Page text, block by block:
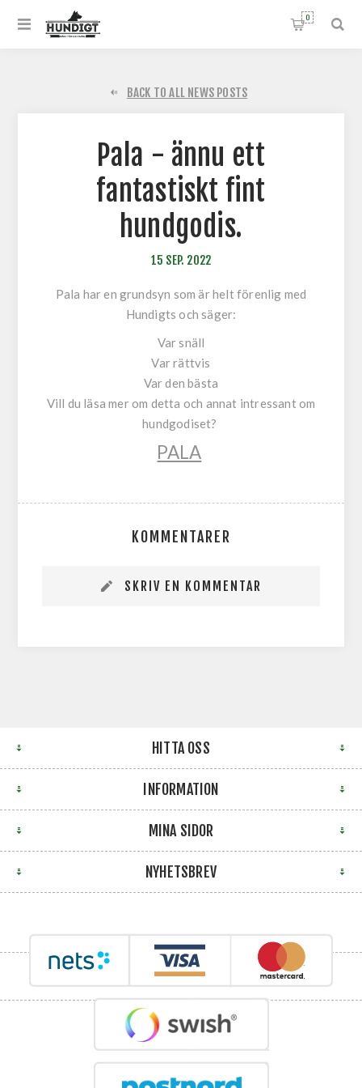
0
BACK TO ALL NEWS POSTS
Pala - ännu ett
fantastiskt fint
hundgodis.
15 SEP. 2022
Pala har en grundsyn som är helt förenlig med
Hundigts och säger:
Var snäll
Var rättvis
Var den bästa
Vill du läsa mer om detta och annat intressant om
hundgodiset?
PALA
KOMMENTARER
SKRIV EN KOMMENTAR
HITTA OSS
INFORMATION
MINA SIDOR
NYHETSBREV